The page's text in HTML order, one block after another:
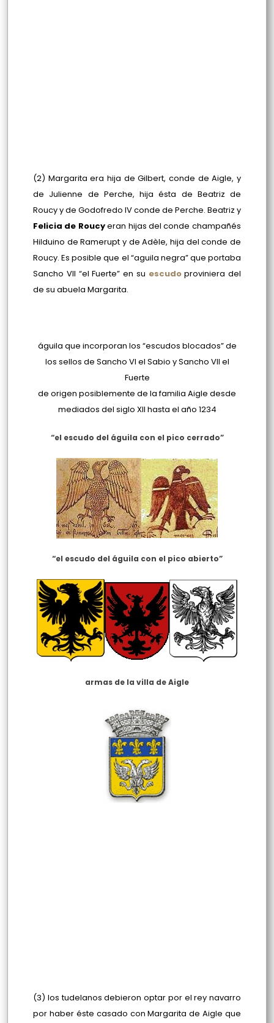
(2) Margarita era hija de Gilbert, conde de Aigle, y
de Julienne de Perche, hija ésta de Beatriz de
Roucy y de Godofredo IV conde de Perche. Beatriz y
Felicia de Roucyeran hijas del conde champañés
Hilduino de Ramerupt y de Adèle, hija del conde de
Roucy. Es posible que el “aguila negra” que portaba
Sancho VII “el Fuerte” en su escudoproviniera del
de su abuela Margarita.
águila que incorporan los “escudos blocados” de
los sellos de Sancho VI el Sabio y Sancho VII el
Fuerte
de origen posiblemente de la familia Aigle desde
mediados del siglo XII hasta el año 1234
“el escudo del águila con el pico cerrado”
“el escudo del águila con el pico abierto”
armas de la villa de Aigle
(3) los tudelanos debieron optar por el rey navarro
por haber éste casado con Margarita de Aigle que